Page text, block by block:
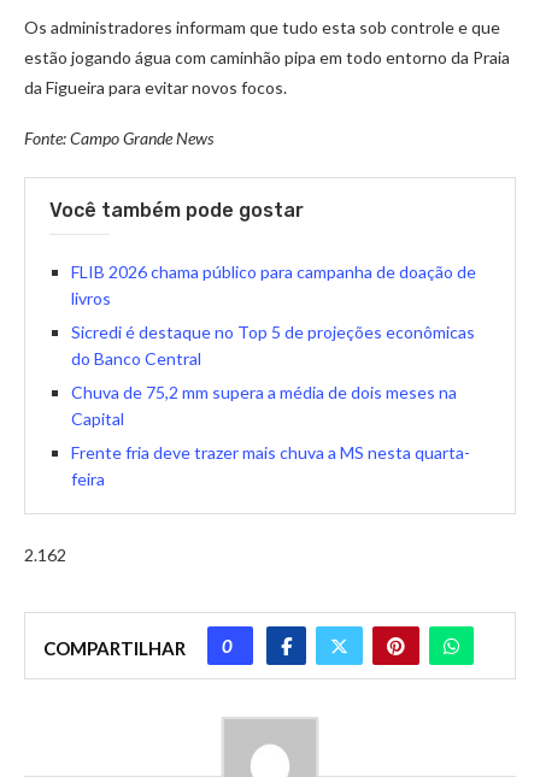
Os administradores informam que tudo esta sob controle e que
estão jogando água com caminhão pipa em todo entorno da Praia
da Figueira para evitar novos focos.
Fonte: Campo Grande News
Você também pode gostar
FLIB 2026 chama público para campanha de doação de
livros
Sicredi é destaque no Top 5 de projeções econômicas
do Banco Central
Chuva de 75,2 mm supera a média de dois meses na
Capital
Frente fria deve trazer mais chuva a MS nesta quarta-
feira
2.162
COMPARTILHAR 0